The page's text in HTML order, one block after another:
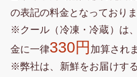
の表記の料金となっておりま
※クール（冷凍・冷蔵）は
金に一律330円 加算され
※弊社は、新鮮をお届けす